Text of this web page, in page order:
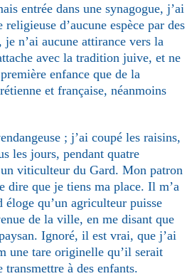
entrée dans une synagogue, j’ai
religieuse d’aucune espèce par des
je n’ai aucune attirance vers la
avec la tradition juive, et ne
enfance que de la
et française, néanmoins
; j’ai coupé les raisins,
les jours, pendant quatre
viticulteur du Gard. Mon patron
dire que je tiens ma place. Il m’a
qu’un agriculteur puisse
de la ville, en me disant que
Ignoré, il est vrai, que j’ai
une tare originelle qu’il serait
à des enfants.